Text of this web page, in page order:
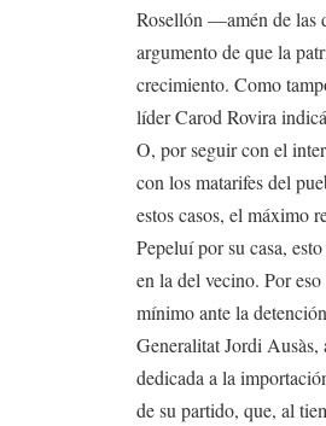
Rosellón —amén de las
argumento de que la
crecimiento. Como
líder Carod Rovira
O, por seguir con el
con los matarifes del
estos casos, el máximo
Pepeluí por su casa,
en la del vecino. Por
mínimo ante la
Generalitat Jordi Ausàs,
dedicada a la
de su partido, que, al